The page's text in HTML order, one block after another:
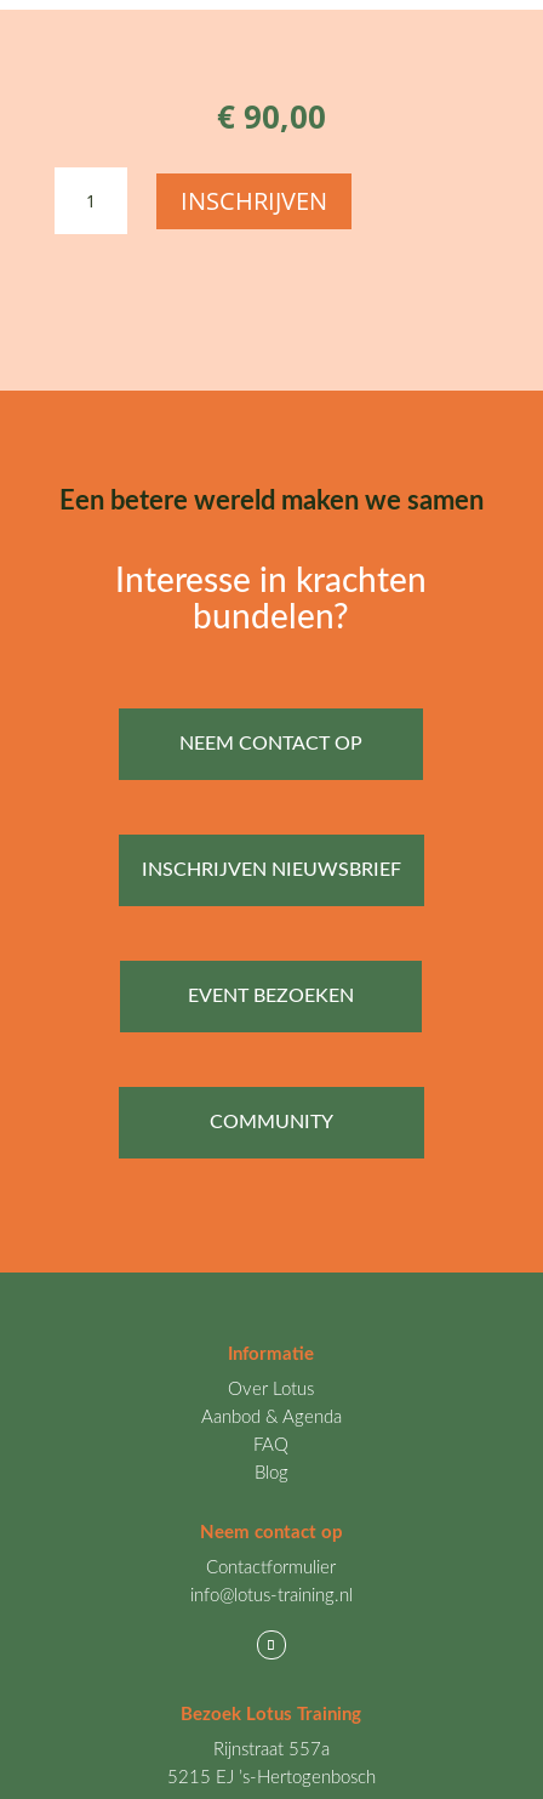
€90,00
een
INSCHRIJVEN
Een betere wereld maken we samen
Interesse in krachten
bundelen?
NEEM CONTACT OP
INSCHRIJVEN NIEUWSBRIEF
EVENT BEZOEKEN
COMMUNITY
Informatie
Over Lotus
Aanbod & Agenda
FAQ
Blog
Neem contact op
Contactformulier
info@lotus-training.nl
Bezoek Lotus Training
Rijnstraat 557a
5215 EJ ’s-Hertogenbosch